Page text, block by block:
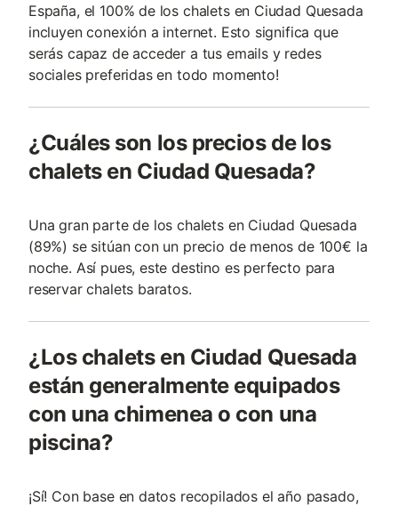
España, el 100% de los chalets en Ciudad Quesada
incluyen conexión a internet. Esto significa que
serás capaz de acceder a tus emails y redes
sociales preferidas en todo momento!
¿Cuáles son los precios de los
chalets en Ciudad Quesada?
Una gran parte de los chalets en Ciudad Quesada
(89%) se sitúan con un precio de menos de 100€ la
noche. Así pues, este destino es perfecto para
reservar chalets baratos.
¿Los chalets en Ciudad Quesada
están generalmente equipados
con una chimenea o con una
piscina?
¡Sí! Con base en datos recopilados el año pasado,